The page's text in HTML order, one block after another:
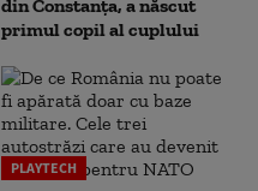
din Constanța, a născut
primul copil al cuplului
PLAYTECH